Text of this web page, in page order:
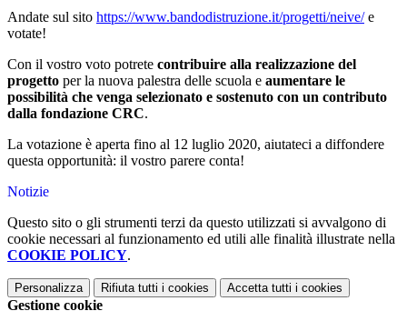
Andate sul sito https://www.bandodistruzione.it/progetti/neive/e
votate!
Con il vostro voto potrete contribuire alla realizzazione del
progetto per la nuova palestra delle scuola e aumentare le
possibilità che venga selezionato e sostenuto con un contributo
dalla fondazione CRC.
La votazione è aperta fino al 12 luglio 2020, aiutateci a diffondere
questa opportunità: il vostro parere conta!
Notizie
Questo sito o gli strumenti terzi da questo utilizzati si avvalgono di
cookie necessari al funzionamento ed utili alle finalità illustrate nella
COOKIE POLICY.
Personalizza Rifiuta tutti i cookies Accetta tutti i cookies
Gestione cookie